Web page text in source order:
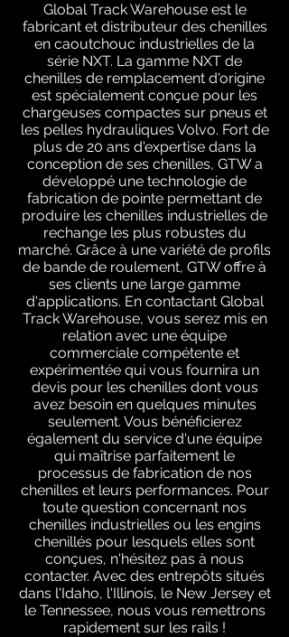
Global Track Warehouse est le
fabricant et distributeur des chenilles
en caoutchouc industrielles de la
série NXT. La gamme NXT de
chenilles de remplacement d'origine
est spécialement conçue pour les
chargeuses compactes sur pneus et
les pelles hydrauliques Volvo. Fort de
plus de 20 ans d'expertise dans la
conception de ses chenilles, GTW a
développé une technologie de
fabrication de pointe permettant de
produire les chenilles industrielles de
rechange les plus robustes du
marché. Grâce à une variété de profils
de bande de roulement, GTW offre à
ses clients une large gamme
d'applications. En contactant Global
Track Warehouse, vous serez mis en
relation avec une équipe
commerciale compétente et
expérimentée qui vous fournira un
devis pour les chenilles dont vous
avez besoin en quelques minutes
seulement. Vous bénéficierez
également du service d'une équipe
qui maîtrise parfaitement le
processus de fabrication de nos
chenilles et leurs performances. Pour
toute question concernant nos
chenilles industrielles ou les engins
chenillés pour lesquels elles sont
conçues, n'hésitez pas à nous
contacter. Avec des entrepôts situés
dans l'Idaho, l'Illinois, le New Jersey et
le Tennessee, nous vous remettrons
rapidement sur les rails !